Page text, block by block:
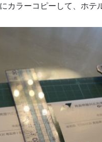
カラーコピーして、ホテ